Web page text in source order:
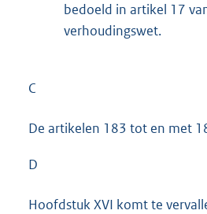
bedoeld in artikel 17
verhoudingswet.
C
De artikelen 183 tot en met
D
Hoofdstuk XVI komt te